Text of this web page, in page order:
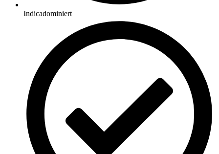
Indicadominiert